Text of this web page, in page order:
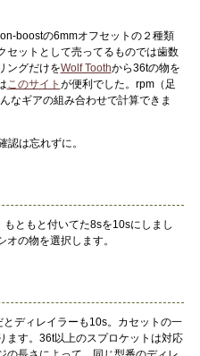
boostの6mmオフセットの２種類
セットとして売ってるものでは歯数
ングだけをWolf Toothから36tの物を
このサイト が便利でした。rpm（足
なギアの組み合わせで計算できま
は忘れずに。
ともと付いてた8sを10sにしまし
の物を選択します。
ディレイラーも10s。カセットの一
ます。36t以上のスプロケットは対応